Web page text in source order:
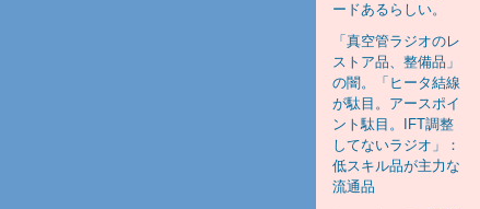
ードあるらしい。
「真空管ラジオのレ
ストア品、整備品」
の闇。「ヒータ結線
が駄目。アースポイ
ント駄目。IFT調整
してないラジオ」：
低スキル品が主力な
流通品